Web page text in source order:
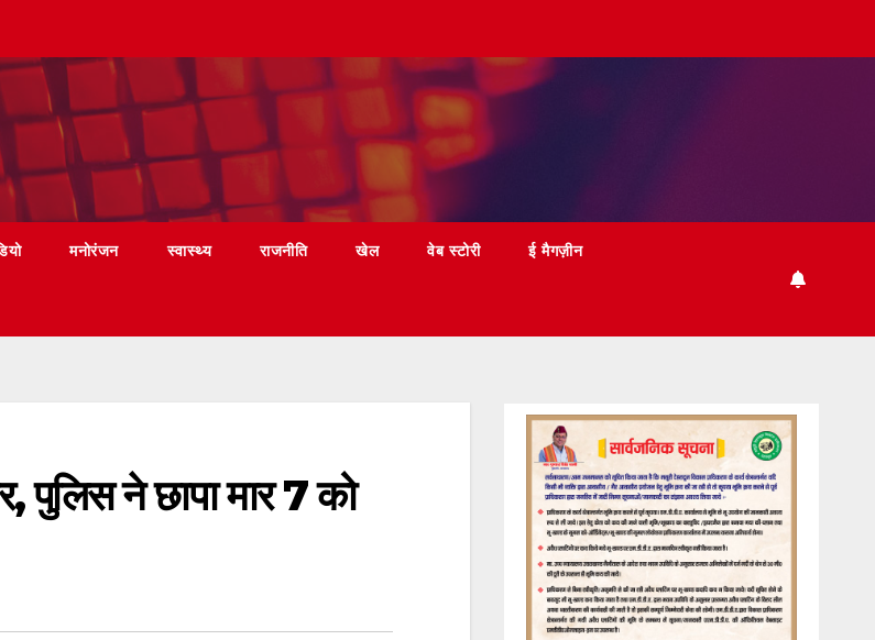
मनोरंजन स्वास्थ्य राजनीति खेल वेब स्टोरी ई मैगज़ीन
पुलिस ने छापा मार 7 को